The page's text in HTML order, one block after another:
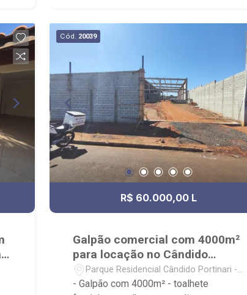
festas e academia; - Próximo a UNIP,
Novo Mercadão, Colégio Objetivo,
Ribeirão Shopping e Parque das Artes.
Cód. 20039
R$ 60.000,00 L
Galpão comercial com 4000m²
para locação no Cândido
Portinari
Parque Residencial Cândido Portinari -
Ribeirão Preto/SP
- Galpão com 4000m² - toalhete